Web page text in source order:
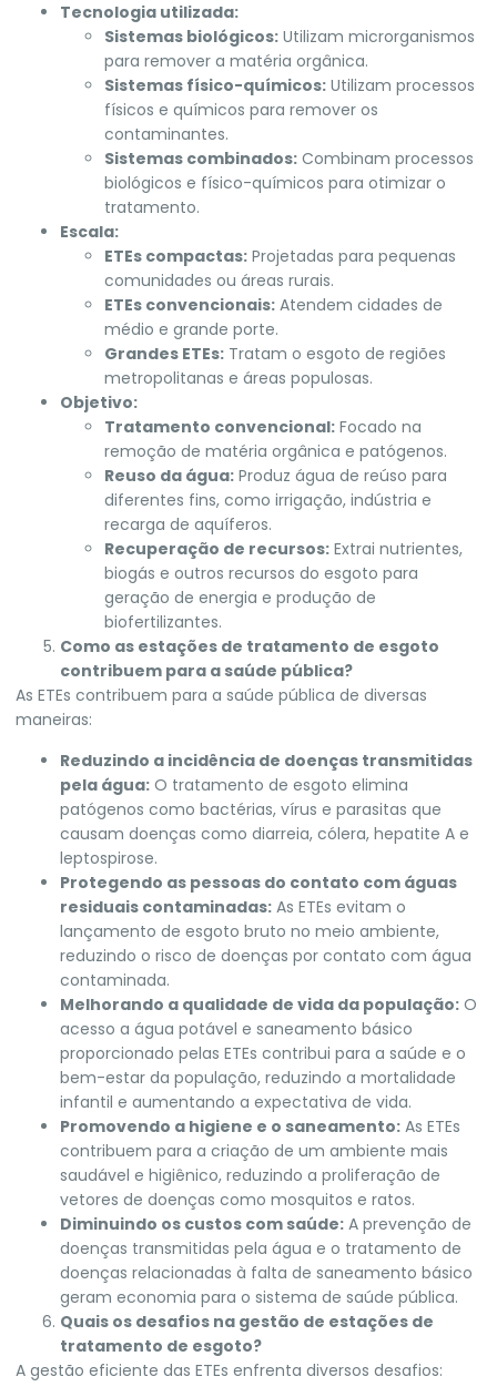
Tecnologia utilizada:
Sistemas biológicos: Utilizam microrganismos
para remover a matéria orgânica.
Sistemas físico-químicos: Utilizam processos
físicos e químicos para remover os
contaminantes.
Sistemas combinados: Combinam processos
biológicos e físico-químicos para otimizar o
tratamento.
Escala:
ETEs compactas: Projetadas para pequenas
comunidades ou áreas rurais.
ETEs convencionais: Atendem cidades de
médio e grande porte.
Grandes ETEs: Tratam o esgoto de regiões
metropolitanas e áreas populosas.
Objetivo:
Tratamento convencional: Focado na
remoção de matéria orgânica e patógenos.
Reuso da água: Produz água de reúso para
diferentes fins, como irrigação, indústria e
recarga de aquíferos.
Recuperação de recursos: Extrai nutrientes,
biogás e outros recursos do esgoto para
geração de energia e produção de
biofertilizantes.
Como as estações de tratamento de esgoto
contribuem para a saúde pública?
As ETEs contribuem para a saúde pública de diversas
maneiras:
Reduzindo a incidência de doenças transmitidas
pela água: O tratamento de esgoto elimina
patógenos como bactérias, vírus e parasitas que
causam doenças como diarreia, cólera, hepatite A e
leptospirose.
Protegendo as pessoas do contato com águas
residuais contaminadas: As ETEs evitam o
lançamento de esgoto bruto no meio ambiente,
reduzindo o risco de doenças por contato com água
contaminada.
Melhorando a qualidade de vida da população: O
acesso a água potável e saneamento básico
proporcionado pelas ETEs contribui para a saúde e o
bem-estar da população, reduzindo a mortalidade
infantil e aumentando a expectativa de vida.
Promovendo a higiene e o saneamento: As ETEs
contribuem para a criação de um ambiente mais
saudável e higiênico, reduzindo a proliferação de
vetores de doenças como mosquitos e ratos.
Diminuindo os custos com saúde: A prevenção de
doenças transmitidas pela água e o tratamento de
doenças relacionadas à falta de saneamento básico
geram economia para o sistema de saúde pública.
Quais os desafios na gestão de estações de
tratamento de esgoto?
A gestão eficiente das ETEs enfrenta diversos desafios: